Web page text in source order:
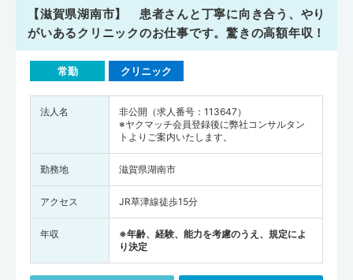
【滋賀県湖南市】 患者さんと丁寧に向き合う、やり
がいあるクリニックのお仕事です。驚きの高額年収！
常勤 クリニック
法人名
非公開（求人番号：113647）
※ヤクマッチ会員登録後に弊社コンサルタン
トよりご案内いたします。
勤務地 滋賀県湖南市
アクセス JR草津線徒歩15分
年収
※年齢、経験、能力を考慮のうえ、規定によ
り決定